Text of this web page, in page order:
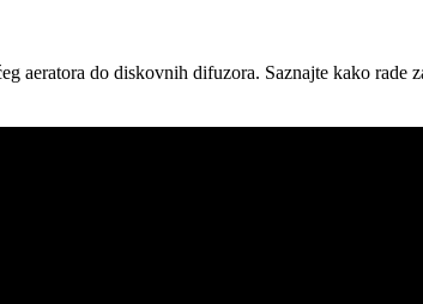
aeratora do diskovnih difuzora. Saznajte kako rade